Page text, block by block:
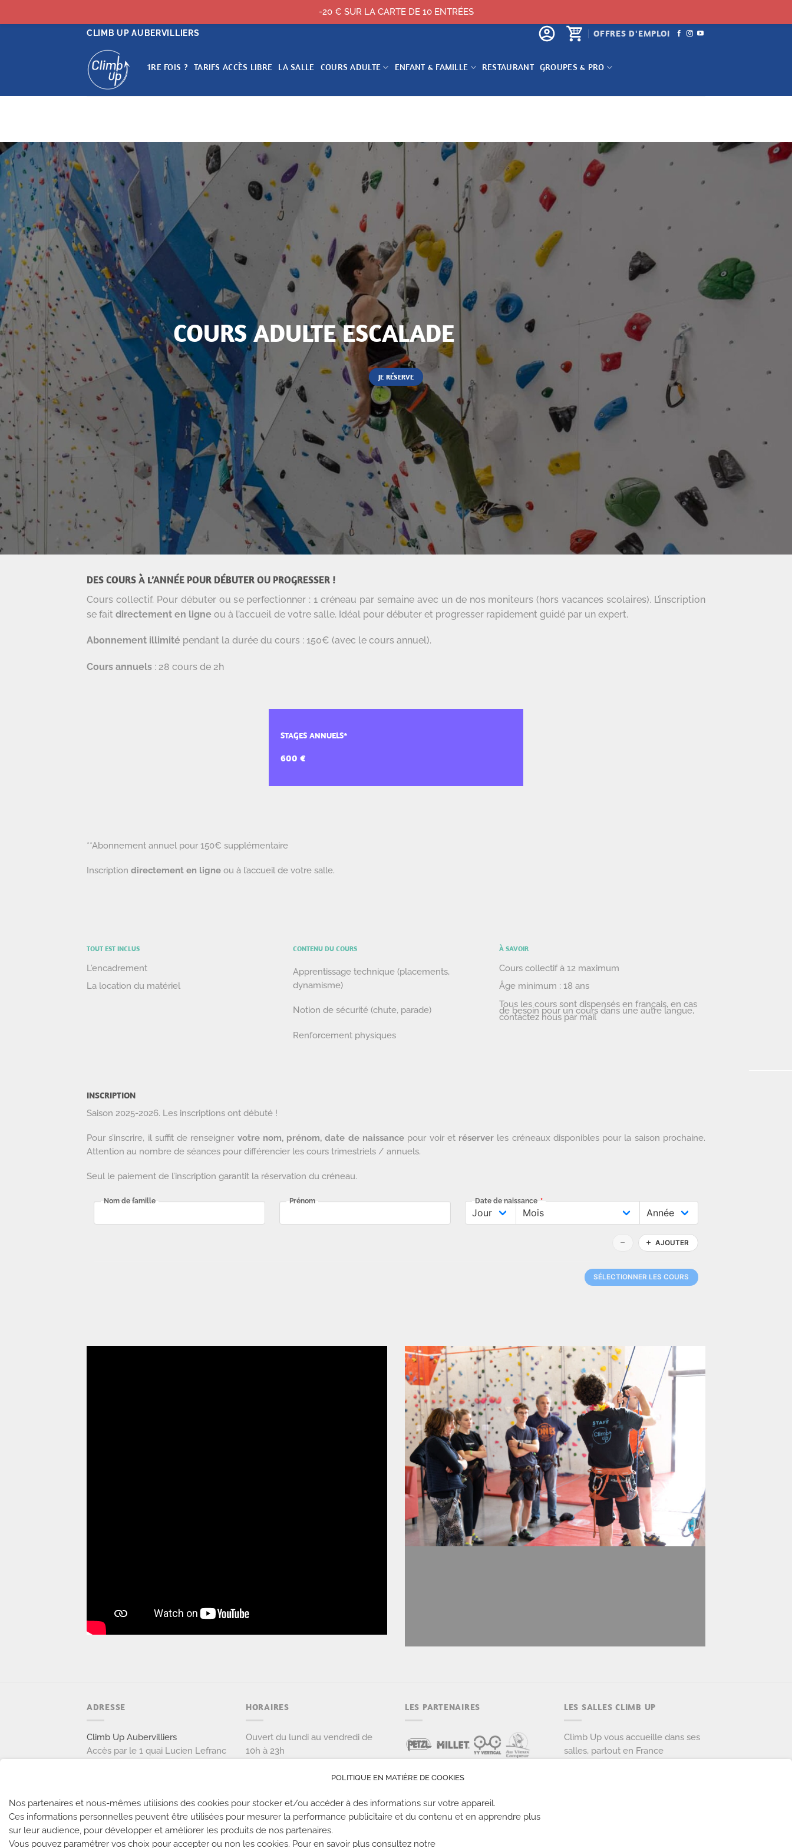
CLIMB UP AUBERVILLIERS OFFRES D'EMPLOI
1RE FOIS ? TARIFS ACCÈS LIBRE LA SALLE COURS ADULTE ENFANT & FAMILLE RESTAURANT GROUPES & PRO
COURS ADULTE ESCALADE
JE RÉSERVE
DES COURS À L’ANNÉE POUR DÉBUTER OU PROGRESSER !
Cours collectif. Pour débuter ou se perfectionner : 1 créneau par semaine avec un de nos moniteurs (hors vacances scolaires). L’inscription
se fait directement en ligne ou à l’accueil de votre salle. Idéal pour débuter et progresser rapidement guidé par un expert.
Abonnement illimité pendant la durée du cours : 150€ (avec le cours annuel).
Cours annuels : 28 cours de 2h
STAGES ANNUELS*
**Abonnement annuel pour 150€ supplémentaire
Inscription directement en ligne ou à l’accueil de votre salle.
TOUT EST INCLUS
L’encadrement
La location du matériel
CONTENU DU COURS
Apprentissage technique (placements,
dynamisme)
Notion de sécurité (chute, parade)
Renforcement physiques
À SAVOIR
Cours collectif à 12 maximum
Âge minimum : 18 ans
Tous les cours sont dispensés en français, en cas
de besoin pour un cours dans une autre langue,
contactez nous par mail
INSCRIPTION
Saison 2025-2026. Les inscriptions ont débuté !
Pour s’inscrire, il suffit de renseigner votre nom, prénom, date de naissance pour voir et réserver les créneaux disponibles pour la saison prochaine.
Attention au nombre de séances pour différencier les cours trimestriels / annuels.
Seul le paiement de l’inscription garantit la réservation du créneau.
ADRESSE
Climb Up Aubervilliers
Accès par le 1 quai Lucien Lefranc
NOUS CONTACTER
HORAIRES
Ouvert du lundi au vendredi de
10h à 23h
LES PARTENAIRES LES SALLES CLIMB UP
Climb Up vous accueille dans ses
salles, partout en France
-20 € SUR LA CARTE DE 10 ENTRÉES
POLITIQUE EN MATIÈRE DE COOKIES
Nos partenaires et nous-mêmes utilisions des cookies pour stocker et/ou accéder à des informations sur votre appareil.
Ces informations personnelles peuvent être utilisées pour mesurer la performance publicitaire et du contenu et en apprendre plus
sur leur audience, pour développer et améliorer les produits de nos partenaires.
Vous pouvez paramétrer vos choix pour accepter ou non les cookies. Pour en savoir plus consultez notre